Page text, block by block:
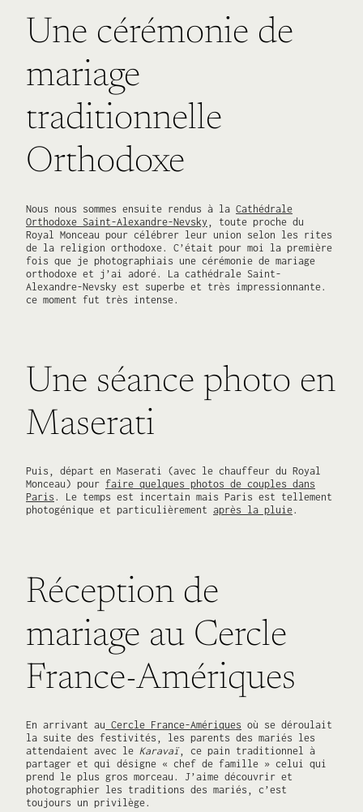
Une cérémonie de
mariage
traditionnelle
Orthodoxe
Nous nous sommes ensuite rendus à la Cathédrale
Orthodoxe Saint-Alexandre-Nevsky , toute proche du
Royal Monceau pour célébrer leur union selon les rites
de la religion orthodoxe. C’était pour moi la première
fois que je photographiais une cérémonie de mariage
orthodoxe et j’ai adoré. La cathédrale Saint-
Alexandre-Nevsky est superbe et très impressionnante.
ce moment fut très intense.
Une séance photo en
Maserati
Puis, départ en Maserati (avec le chauffeur du Royal
Monceau) pour faire quelques photos de couples dans
Paris . Le temps est incertain mais Paris est tellement
photogénique et particulièrement après la pluie.
Réception de
mariage au Cercle
France-Amériques
En arrivant au Cercle France-Amériques où se déroulait
la suite des festivités, les parents des mariés les
attendaient avec le Karavaï, ce pain traditionnel à
partager et qui désigne « chef de famille » celui qui
prend le plus gros morceau. J’aime découvrir et
photographier les traditions des mariés, c’est
toujours un privilège.